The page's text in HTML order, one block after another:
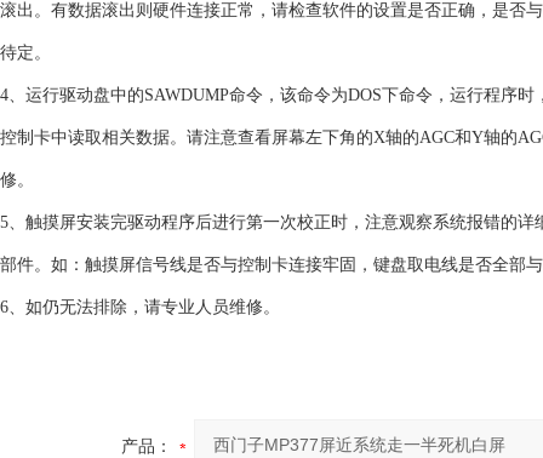
滚出。有数据滚出则硬件连接正常，请检查软件的设置是否正确，是否
待定。
4、运行驱动盘中的SAWDUMP命令，该命令为DOS下命令，运行程序
控制卡中读取相关数据。请注意查看屏幕左下角的X轴的AGC和Y轴的
修。
5、触摸屏安装完驱动程序后进行第一次校正时，注意观察系统报错的
部件。如：触摸屏信号线是否与控制卡连接牢固，键盘取电线是否全部
6、如仍无法排除，请专业人员维修。
产品：